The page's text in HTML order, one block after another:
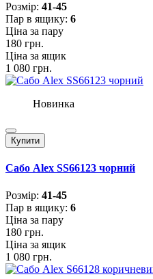
Розмiр: 41-45
Пар в ящику: 6
Ціна за пару
180 грн.
Ціна за ящик
1 080 грн.
Новинка
Купити
Сабо Alex SS66123 чорний
Розмiр: 41-45
Пар в ящику: 6
Ціна за пару
180 грн.
Ціна за ящик
1 080 грн.